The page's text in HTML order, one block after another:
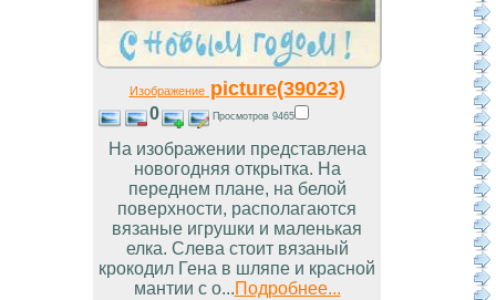
Изображениеpicture(39023)
0 Просмотров 9465
На изображении представлена
новогодняя открытка. На
переднем плане, на белой
поверхности, располагаются
вязаные игрушки и маленькая
елка. Слева стоит вязаный
крокодил Гена в шляпе и красной
мантии с о...Подробнее...